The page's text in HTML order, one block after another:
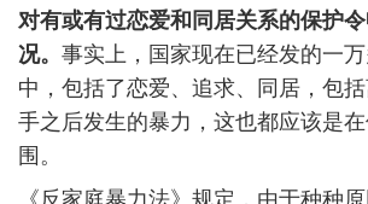
对有或有过恋爱和同居关系的保护
况。 事实上，国家现在已经发的一
中，包括了恋爱、追求、同居，包
手之后发生的暴力，这也都应该是
围。
《反家庭暴力法》规定，由于种种